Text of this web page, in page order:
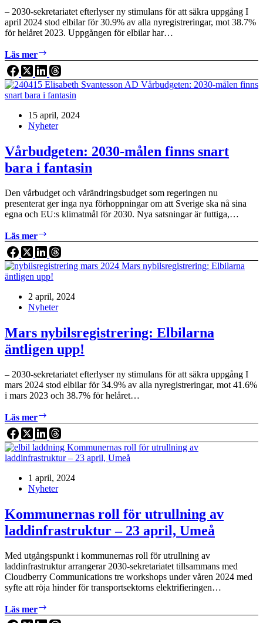
– 2030-sekretariatet efterlyser ny stimulans för att säkra uppgång I
april 2024 stod elbilar för 30.9% av alla nyregistreringar, mot 38.7%
för helåret 2023. Uppgången för elbilar har…
Läs mer
nybilsregistrering:
Elbilarna
backar
igen
15 april, 2024
Nyheter
Vårbudgeten: 2030-målen finns snart
bara i fantasin
Den vårbudget och vårändringsbudget som regeringen nu
presenterat ger inga nya förhoppningar om att Sverige ska nå sina
egna och EU:s klimatmål för 2030. Nya satsningar är futtiga,…
Läs mer
2030-
målen
finns
snart
i
fantasin
2 april, 2024
Nyheter
Mars nybilsregistrering: Elbilarna
äntligen upp!
– 2030-sekretariatet efterlyser ny stimulans för att säkra uppgång I
mars 2024 stod elbilar för 34.9% av alla nyregistreringar, mot 41.6%
i mars 2023 och 38.7% för helåret…
Läs mer
nybilsregistrering:
Elbilarna
äntligen
upp!
1 april, 2024
Nyheter
Kommunernas roll för utrullning av
laddinfrastruktur – 23 april, Umeå
Med utgångspunkt i kommunernas roll för utrullning av
laddinfrastruktur arrangerar 2030-sekretariatet tillsammans med
Cloudberry Communications tre workshops under våren 2024 med
syfte att röja hinder för transportsektorns elektrifieringen…
Läs mer
roll